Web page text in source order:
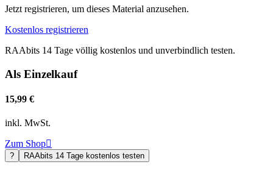
Jetzt registrieren, um dieses Material anzusehen.
Kostenlos registrieren
RAAbits 14 Tage völlig kostenlos und unverbindlich testen.
Als Einzelkauf
15,99 €
inkl. MwSt.
Zum Shop
? RAAbits 14 Tage kostenlos testen